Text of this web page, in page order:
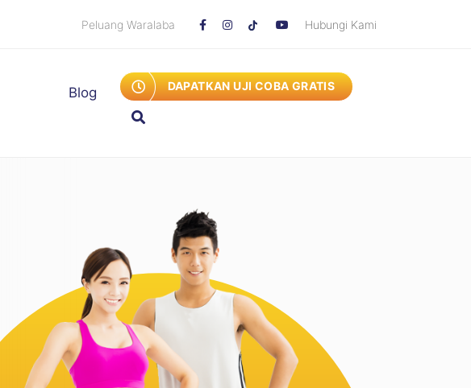
Peluang Waralaba Hubungi Kami
Blog DAPATKAN UJI COBA GRATIS